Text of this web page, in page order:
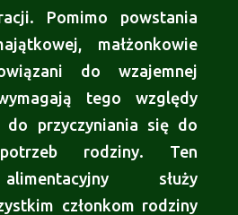
Pomimo powstania
małżonkowie
do wzajemnej
tego względy
do przyczyniania się do
rodziny. Ten
służy
członkom rodziny